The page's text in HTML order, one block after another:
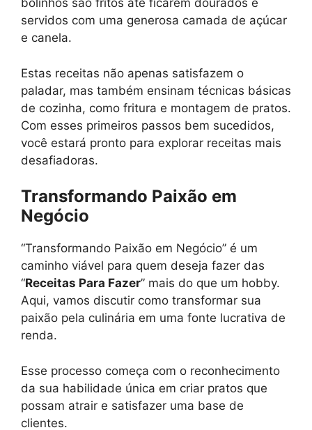
bolinhos são fritos até ficarem dourados e
servidos com uma generosa camada de açúcar
e canela.
Estas receitas não apenas satisfazem o
paladar, mas também ensinam técnicas básicas
de cozinha, como fritura e montagem de pratos.
Com esses primeiros passos bem sucedidos,
você estará pronto para explorar receitas mais
desafiadoras.
Transformando Paixão em
Negócio
“Transformando Paixão em Negócio” é um
caminho viável para quem deseja fazer das
“Receitas Para Fazer” mais do que um hobby.
Aqui, vamos discutir como transformar sua
paixão pela culinária em uma fonte lucrativa de
renda.
Esse processo começa com o reconhecimento
da sua habilidade única em criar pratos que
possam atrair e satisfazer uma base de
clientes.